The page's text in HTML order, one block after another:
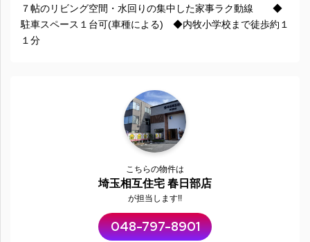
７帖のリビング空間・水回りの集中した家事ラク動線 ◆
駐車スペース１台可(車種による) ◆内牧小学校まで徒歩約１
１分
こちらの物件は
埼玉相互住宅 春日部店
が担当します!!
048-797-8901